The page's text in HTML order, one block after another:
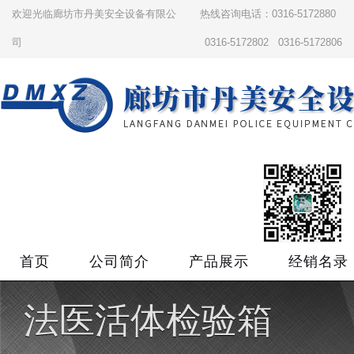
欢迎光临廊坊市丹美安全设备有限公
司
热线咨询电话：0316-5172880
0316-5172802 0316-5172806
首页 公司简介 产品展示 经销名录
法医活体检验箱